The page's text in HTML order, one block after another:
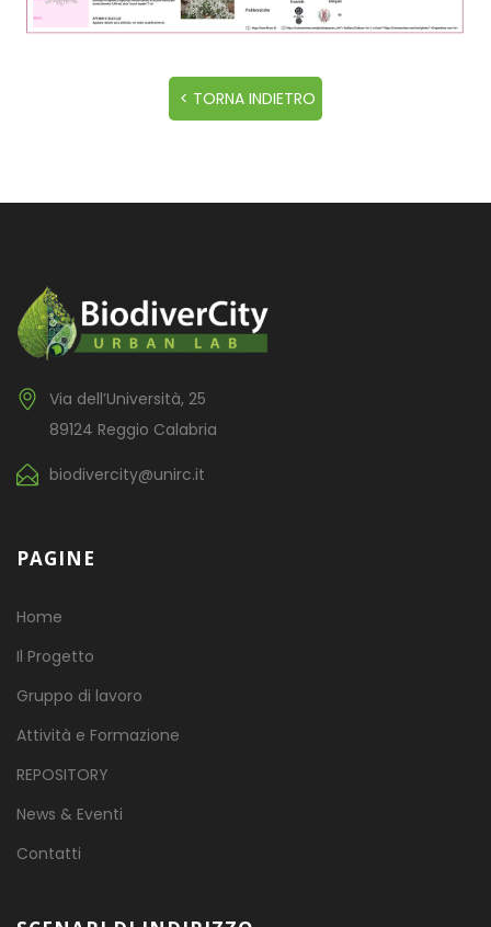
Via dell’Università, 25
89124 Reggio Calabria
biodivercity@unirc.it
PAGINE
Home
Il Progetto
Gruppo di lavoro
Attività e Formazione
REPOSITORY
News & Eventi
Contatti